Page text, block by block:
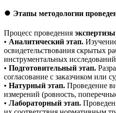
⏺️ Этапы методологии
Процесс проведения
• Аналитический этап.
освидетельствования скрытых
инструментальных
• Подготовительный этап.
согласование с заказчиком или
• Натурный этап. Проведение
измерений (ровность,
• Лабораторный этап.